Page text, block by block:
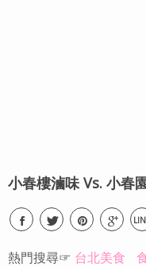
小春樓滷味 Vs. 小春
熱門搜尋☞ 台北美食